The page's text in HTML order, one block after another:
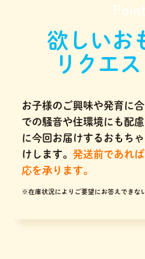
欲しいお
リクエ
お子様のご興味や発育に
での騒音や住環境にも配
に今回お届けするおもち
けします。 発送前であれ
応を承ります。
※在庫状況によりご要望にお答えできな